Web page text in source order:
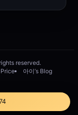
reserved.
Price 아이’s Blog